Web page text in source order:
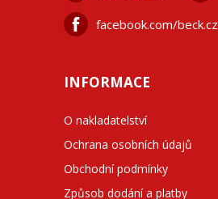
facebook.com/beck.cz
INFORMACE
O nakladatelství
Ochrana osobních údajů
Obchodní podmínky
Způsob dodání a platby